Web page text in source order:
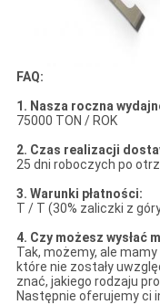
FAQ:
1. Nasza roczna
75000 TON / ROK
2. Czas realizacji
25 dni roboczych po
3. Warunki płatności:
T / T (30% zaliczki z
4. Czy możesz wysłać
Tak, możemy, ale
które nie zostały
znać, jakiego rodzaju
Następnie oferujemy ci